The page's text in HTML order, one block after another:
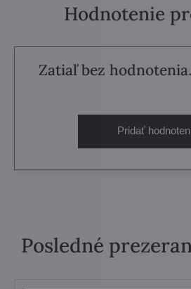
Hodnotenie
Zatiaľ bez
Pridať
Posledné